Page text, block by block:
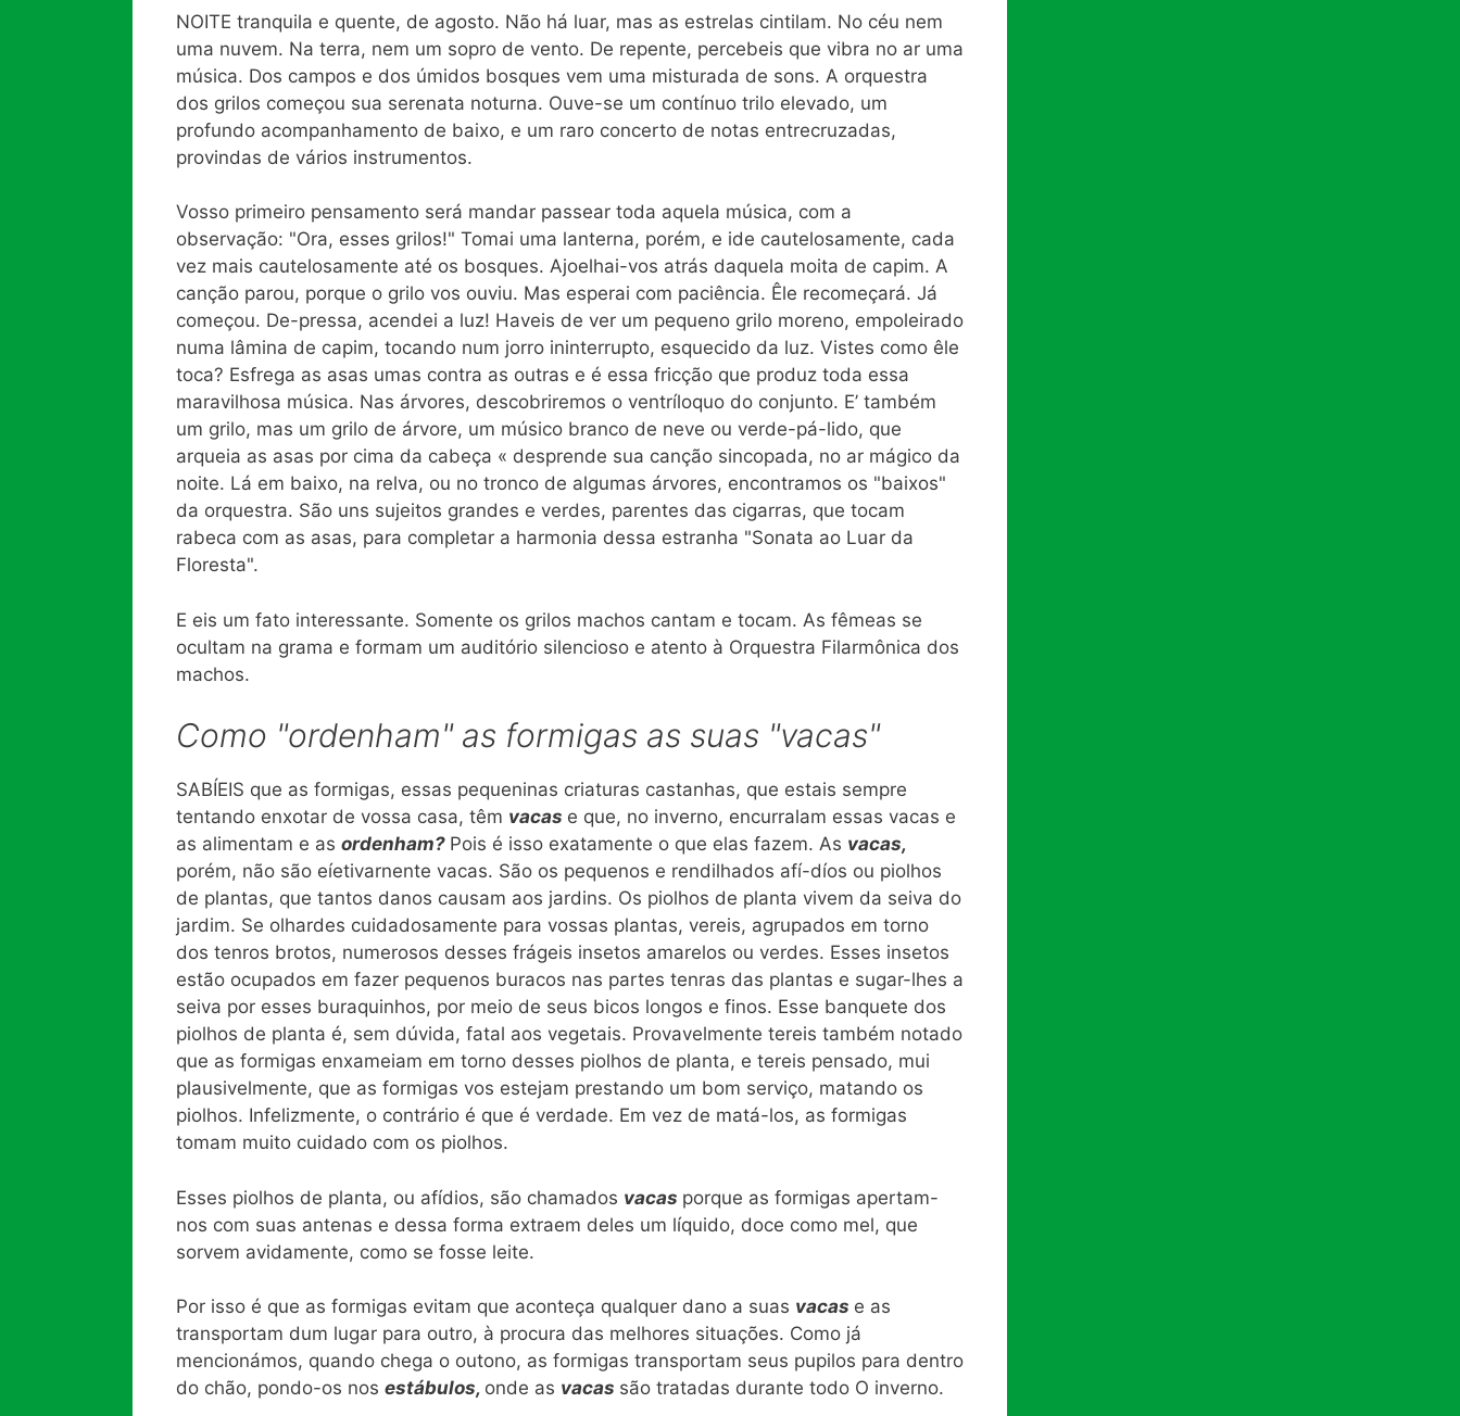
NOITE tranquila e quente, de agosto. Não há luar, mas as estrelas cintilam. No céu nem
uma nuvem. Na terra, nem um sopro de vento. De repente, percebeis que vibra no ar uma
música. Dos campos e dos úmidos bosques vem uma misturada de sons. A orquestra
dos grilos começou sua serenata noturna. Ouve-se um contínuo trilo elevado, um
profundo acompanhamento de baixo, e um raro concerto de notas entrecruzadas,
provindas de vários instrumentos.
Vosso primeiro pensamento será mandar passear toda aquela música, com a
observação: "Ora, esses grilos!" Tomai uma lanterna, porém, e ide cautelosamente, cada
vez mais cautelosamente até os bosques. Ajoelhai-vos atrás daquela moita de capim. A
canção parou, porque o grilo vos ouviu. Mas esperai com paciência. Êle recomeçará. Já
começou. De-pressa, acendei a luz! Haveis de ver um pequeno grilo moreno, empoleirado
numa lâmina de capim, tocando num jorro ininterrupto, esquecido da luz. Vistes como êle
toca? Esfrega as asas umas contra as outras e é essa fricção que produz toda essa
maravilhosa música. Nas árvores, descobriremos o ventríloquo do conjunto. E’ também
um grilo, mas um grilo de árvore, um músico branco de neve ou verde-pá-lido, que
arqueia as asas por cima da cabeça « desprende sua canção sincopada, no ar mágico da
noite. Lá em baixo, na relva, ou no tronco de algumas árvores, encontramos os "baixos"
da orquestra. São uns sujeitos grandes e verdes, parentes das cigarras, que tocam
rabeca com as asas, para completar a harmonia dessa estranha "Sonata ao Luar da
Floresta".
E eis um fato interessante. Somente os grilos machos cantam e tocam. As fêmeas se
ocultam na grama e formam um auditório silencioso e atento à Orquestra Filarmônica dos
machos.
Como "ordenham" as formigas as suas "vacas"
SABÍEIS que as formigas, essas pequeninas criaturas castanhas, que estais sempre
tentando enxotar de vossa casa, têm vacas e que, no inverno, encurralam essas vacas e
as alimentam e as ordenham? Pois é isso exatamente o que elas fazem. As vacas,
porém, não são eíetivarnente vacas. São os pequenos e rendilhados afí-díos ou piolhos
de plantas, que tantos danos causam aos jardins. Os piolhos de planta vivem da seiva do
jardim. Se olhardes cuidadosamente para vossas plantas, vereis, agrupados em torno
dos tenros brotos, numerosos desses frágeis insetos amarelos ou verdes. Esses insetos
estão ocupados em fazer pequenos buracos nas partes tenras das plantas e sugar-lhes a
seiva por esses buraquinhos, por meio de seus bicos longos e finos. Esse banquete dos
piolhos de planta é, sem dúvida, fatal aos vegetais. Provavelmente tereis também notado
que as formigas enxameiam em torno desses piolhos de planta, e tereis pensado, mui
plausivelmente, que as formigas vos estejam prestando um bom serviço, matando os
piolhos. Infelizmente, o contrário é que é verdade. Em vez de matá-los, as formigas
tomam muito cuidado com os piolhos.
Esses piolhos de planta, ou afídios, são chamados vacas porque as formigas apertam-
nos com suas antenas e dessa forma extraem deles um líquido, doce como mel, que
sorvem avidamente, como se fosse leite.
Por isso é que as formigas evitam que aconteça qualquer dano a suas vacas e as
transportam dum lugar para outro, à procura das melhores situações. Como já
mencionámos, quando chega o outono, as formigas transportam seus pupilos para dentro
do chão, pondo-os nos estábulos, onde as vacas são tratadas durante todo O inverno.